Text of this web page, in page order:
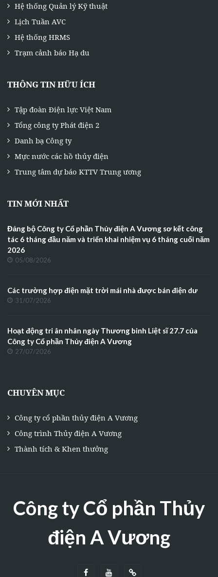
Hệ thống Quản lý Kỹ thuật
Lịch Tuần AVC
Hệ thống HRMS
Trạm cảnh báo Hạ du
THÔNG TIN HỮU ÍCH
Tập đoàn Điện lực Việt Nam
Tổng công ty Phát điện 2
Danh bạ Công ty
Mực nước các hồ thủy điện
Trung tâm dự báo KTTV Trung ương
TIN MỚI NHẤT
Đảng bộ Công ty Cổ phần Thủy điện A Vương sơ kết công
tác 6 tháng đầu năm và triển khai nhiệm vụ 6 tháng cuối năm
2026
05/08/2026
Các trường hợp điện mặt trời mái nhà được bán điện dư
31/07/2026
Hoạt động tri ân nhân ngày Thương binh Liệt sĩ 27.7 của
Công ty Cổ phần Thủy điện A Vương
27/07/2026
CHUYÊN MỤC
Công ty cổ phần thủy điện A Vương
Công trình Thủy điện A Vương
Thành tích & Khen thưởng
Công ty Cổ phần Thủy
điện A Vương